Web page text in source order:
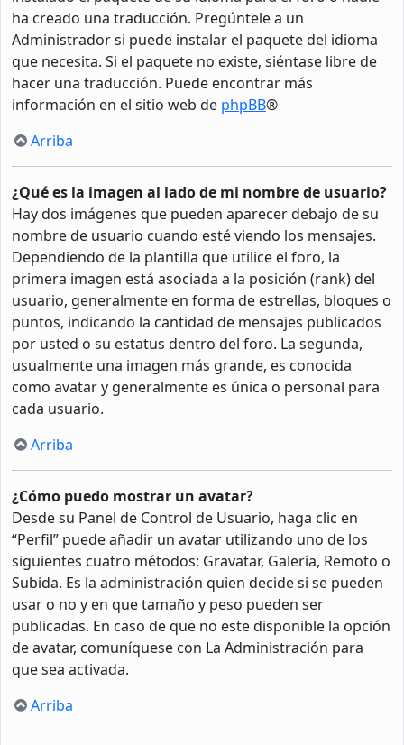
ha creado una traducción. Pregúntele a un
Administrador si puede instalar el paquete del idioma
que necesita. Si el paquete no existe, siéntase libre de
hacer una traducción. Puede encontrar más
información en el sitio web de phpBB®
Arriba
¿Qué es la imagen al lado de mi nombre de usuario?
Hay dos imágenes que pueden aparecer debajo de su
nombre de usuario cuando esté viendo los mensajes.
Dependiendo de la plantilla que utilice el foro, la
primera imagen está asociada a la posición (rank) del
usuario, generalmente en forma de estrellas, bloques o
puntos, indicando la cantidad de mensajes publicados
por usted o su estatus dentro del foro. La segunda,
usualmente una imagen más grande, es conocida
como avatar y generalmente es única o personal para
cada usuario.
Arriba
¿Cómo puedo mostrar un avatar?
Desde su Panel de Control de Usuario, haga clic en
“Perfil” puede añadir un avatar utilizando uno de los
siguientes cuatro métodos: Gravatar, Galería, Remoto o
Subida. Es la administración quien decide si se pueden
usar o no y en que tamaño y peso pueden ser
publicadas. En caso de que no este disponible la opción
de avatar, comuníquese con La Administración para
que sea activada.
Arriba